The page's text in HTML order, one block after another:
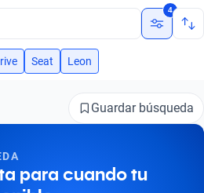
4
Seat Leon
Guardar búsqueda
para cuando tu